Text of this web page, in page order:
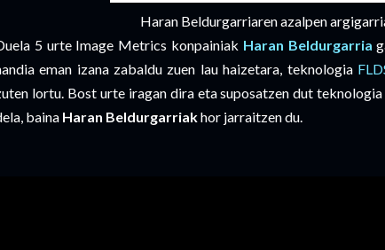
Haran Beldurgarriaren azalpen
5 urte Image Metrics konpainiak Haran Beldurgarria
eman izana zabaldu zuen lau haizetara, teknologia
lortu. Bost urte iragan dira eta suposatzen dut teknologia
baina Haran Beldurgarriakhor jarraitzen du.